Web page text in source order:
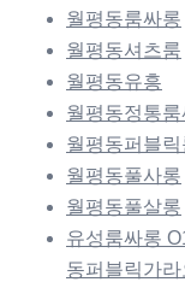
월평동룸싸롱
월평동셔츠룸
월평동유흥
월평동정통룸
월평동퍼블릭
월평동풀사롱
월평동풀살롱
유성룸싸롱
동퍼블릭가